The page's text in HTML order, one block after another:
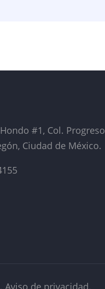
#1, Col. Progreso
Ciudad de México.
Aviso de privacidad.